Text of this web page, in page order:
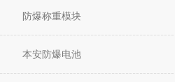
防爆称重模块
本安防爆电池